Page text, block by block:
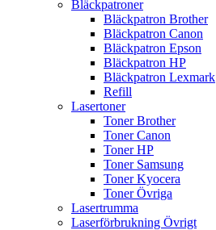
Bläckpatroner
Bläckpatron Brother
Bläckpatron Canon
Bläckpatron Epson
Bläckpatron HP
Bläckpatron Lexmark
Refill
Lasertoner
Toner Brother
Toner Canon
Toner HP
Toner Samsung
Toner Kyocera
Toner Övriga
Lasertrumma
Laserförbrukning Övrigt